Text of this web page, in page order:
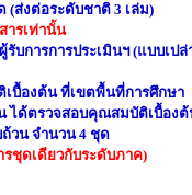
ต่อระดับชาติ 3 เล่ม)
ารเท่านั้น
บการการประเมินฯ (แบบเปล่
บื้องต้น ที่เขตพื้นที่การศึกษา
รวจสอบคุณสมบัติเบื้องต้
จำนวน 4 ชุด
รชุดเดียวกับระดับภาค)